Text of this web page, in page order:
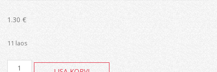
1.30 €
11 laos
Silmad